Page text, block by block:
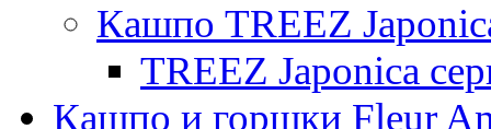
Кашпо TREEZ
TREEZ Japonica
Кашпо и горшки Fleur